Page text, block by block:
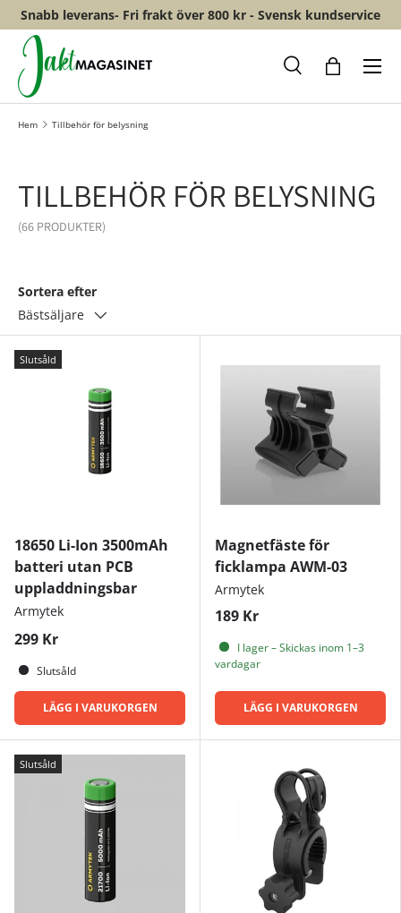
HOPPA TILL INNEHÅLL
Snabb leverans- Fri frakt över 800 kr - Svensk kundservice
Sök
Meny
Hem Tillbehör för belysning
TILLBEHÖR FÖR BELYSNING
(66 PRODUKTER)
Sortera efter
Bästsäljare
Slutsåld
18650 Li-Ion 3500mAh
batteri utan PCB
uppladdningsbar
Armytek
299 Kr
Slutsåld
LÄGG I VARUKORGEN
Magnetfäste för
ficklampa AWM-03
Armytek
189 Kr
I lager – Skickas inom 1–3
vardagar
LÄGG I VARUKORGEN
Slutsåld